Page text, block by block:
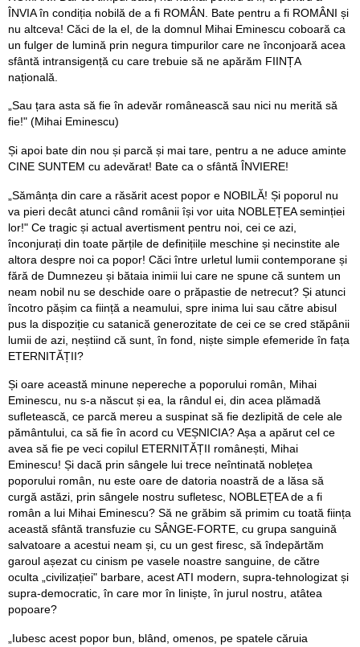
ÎNVIA în condiția nobilă de a fi ROMÂN. Bate pentru a fi ROMÂNI și
nu altceva! Căci de la el, de la domnul Mihai Eminescu coboară ca
un fulger de lumină prin negura timpurilor care ne înconjoară acea
sfântă intransigență cu care trebuie să ne apărăm FIINȚA
națională.
„Sau țara asta să fie în adevăr românească sau nici nu merită să
fie!" (Mihai Eminescu)
Și apoi bate din nou și parcă și mai tare, pentru a ne aduce aminte
CINE SUNTEM cu adevărat! Bate ca o sfântă ÎNVIERE!
„Sămânța din care a răsărit acest popor e NOBILĂ! Și poporul nu
va pieri decât atunci când românii își vor uita NOBLEȚEA seminției
lor!" Ce tragic și actual avertisment pentru noi, cei ce azi,
înconjurați din toate părțile de definițiile meschine și necinstite ale
altora despre noi ca popor! Căci între urletul lumii contemporane și
fără de Dumnezeu și bătaia inimii lui care ne spune că suntem un
neam nobil nu se deschide oare o prăpastie de netrecut? Și atunci
încotro pășim ca ființă a neamului, spre inima lui sau către abisul
pus la dispoziție cu satanică generozitate de cei ce se cred stăpânii
lumii de azi, neștiind că sunt, în fond, niște simple efemeride în fața
ETERNITĂȚII?
Și oare această minune nepereche a poporului român, Mihai
Eminescu, nu s-a născut și ea, la rândul ei, din acea plămadă
sufletească, ce parcă mereu a suspinat să fie dezlipită de cele ale
pământului, ca să fie în acord cu VEȘNICIA? Așa a apărut cel ce
avea să fie pe veci copilul ETERNITĂȚII românești, Mihai
Eminescu! Și dacă prin sângele lui trece neîntinată noblețea
poporului român, nu este oare de datoria noastră de a lăsa să
curgă astăzi, prin sângele nostru sufletesc, NOBLEȚEA de a fi
român a lui Mihai Eminescu? Să ne grăbim să primim cu toată ființa
această sfântă transfuzie cu SÂNGE-FORTE, cu grupa sanguină
salvatoare a acestui neam și, cu un gest firesc, să îndepărtăm
garoul așezat cu cinism pe vasele noastre sanguine, de către
oculta „civilizației" barbare, acest ATI modern, supra-tehnologizat și
supra-democratic, în care mor în liniște, în jurul nostru, atâtea
popoare?
„Iubesc acest popor bun, blând, omenos, pe spatele căruia